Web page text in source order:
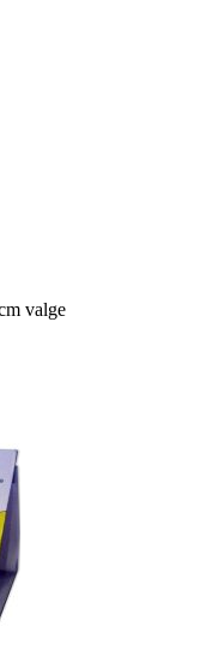
valge